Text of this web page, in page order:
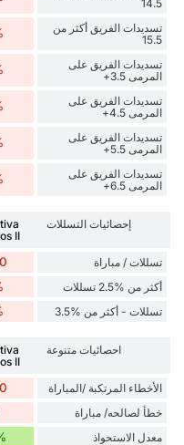
14.5
تسديدات الفريق أكثر من
15.5
تسديدات الفريق على
المرمى 3.5+
تسديدات الفريق على
المرمى 4.5+
تسديدات الفريق على
المرمى 5.5+
تسديدات الفريق على
المرمى 6.5+
إحصائيات التسللات
II
تسللات / مباراة
أكثر من %2.5 تسللات
تسللات - أكثر من %3.5
احصائيات متنوعة
II
الأخطاء المرتكبة /المباراة
خطأ لصالحه/ مباراة
معدل الاستحواذ